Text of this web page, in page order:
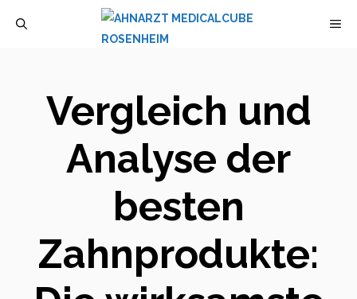
Vergleich und
Analyse der
besten
Zahnprodukte: